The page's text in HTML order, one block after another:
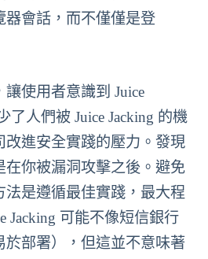
器會話，而不僅僅是登
使用者意識到 Juice
了人們被 Juice Jacking 的機
改進安全實踐的壓力。發現
在你被漏洞攻擊之後。避免
法是遵循最佳實踐，最大程
Jacking 可能不像短信銀行
於部署），但這並不意味著